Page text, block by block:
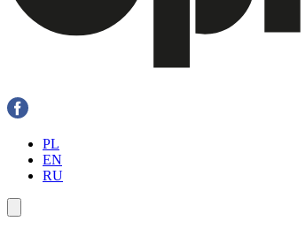
PL
EN
RU